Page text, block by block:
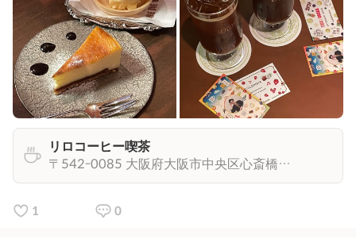
リロコーヒー喫茶
〒542-0085 大阪府大阪市中央区心斎橋筋２丁目７−２５ 金子ビル ２階
1 0